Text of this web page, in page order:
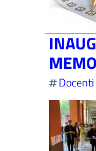
Docenti